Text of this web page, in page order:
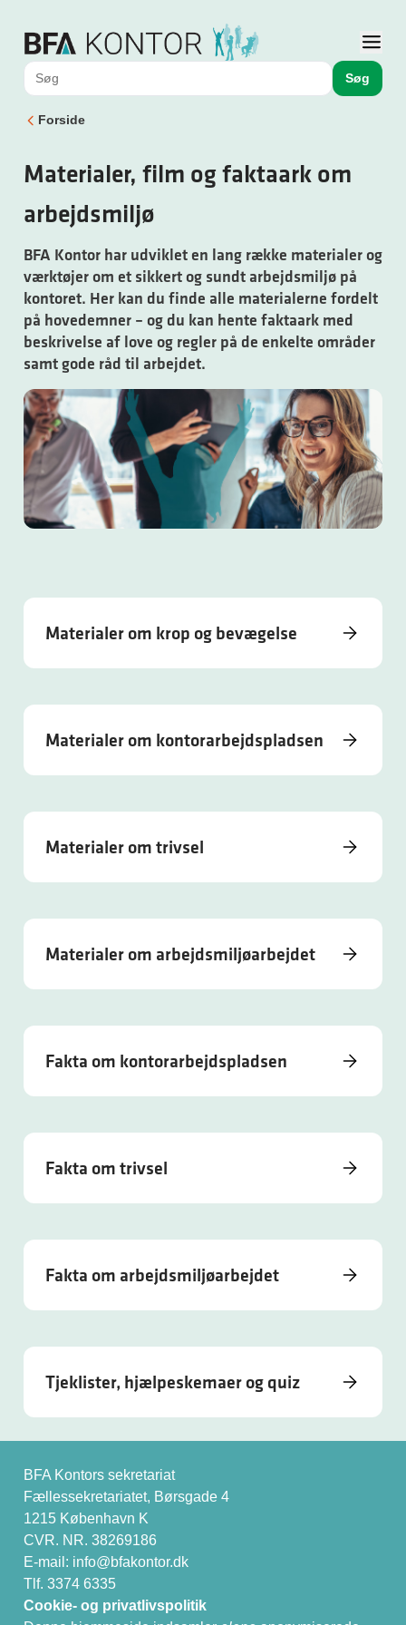
Søg
Forside
Materialer, film og faktaark om
arbejdsmiljø
BFA Kontor har udviklet en lang række materialer og
værktøjer om et sikkert og sundt arbejdsmiljø på
kontoret. Her kan du finde alle materialerne fordelt
på hovedemner – og du kan hente faktaark med
beskrivelse af love og regler på de enkelte områder
samt gode råd til arbejdet.
Materialer om krop og bevægelse
Materialer om kontorarbejdspladsen
Materialer om trivsel
Materialer om arbejdsmiljøarbejdet
Fakta om kontorarbejdspladsen
Fakta om trivsel
Fakta om arbejdsmiljøarbejdet
Tjeklister, hjælpeskemaer og quiz
BFA Kontors sekretariat
Fællessekretariatet, Børsgade 4
1215 København K
CVR. NR. 38269186
E-mail: info@bfakontor.dk
Tlf. 3374 6335
Cookie- og privatlivspolitik